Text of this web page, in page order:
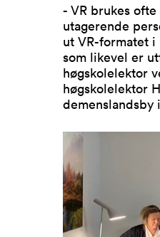
- VR brukes
utagerende
ut VR-formatet i
som likevel er
høgskolelektor
høgskolelektor